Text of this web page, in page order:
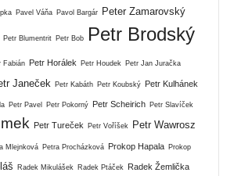
Pavel Váňa Pavol Bargár Peter Zamarovský
Petr Blumentrit Petr Bob Petr Brodský
Fabián Petr Horálek Petr Houdek Petr Jan Juračka
Janeček Petr Kabáth Petr Koubský Petr Kulhánek
Petr Pavel Petr Pokorný Petr Scheirich Petr Slavíček
Petr Tureček Petr Voříšek
Petr Wawrosz
Mlejnková Petra Procházková Prokop Hapala Prokop
Radek Mikulášek Radek Ptáček Radek Žemlička